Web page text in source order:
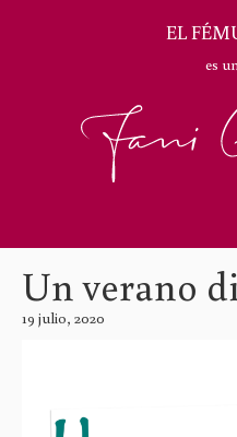
EL
es
Un verano
19 julio, 2020